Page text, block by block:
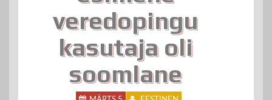
veredopingu
kasutaja oli
soomlane